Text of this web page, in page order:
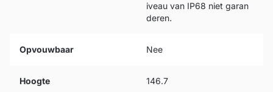
iveau van IP68 niet garan
deren.
Opvouwbaar Nee
Hoogte 146.7